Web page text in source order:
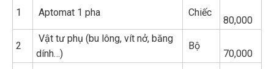
1 Aptomat 1 pha Chiếc
80,000
2
Vật tư phụ (bu lông, vít nở, băng
dính…)
Bộ
70,000